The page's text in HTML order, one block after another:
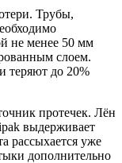
Трубы,
не менее 50 мм
слоем.
теряют до 20%
протечек. Лён
выдерживает
рассыхается уже
дополнительно